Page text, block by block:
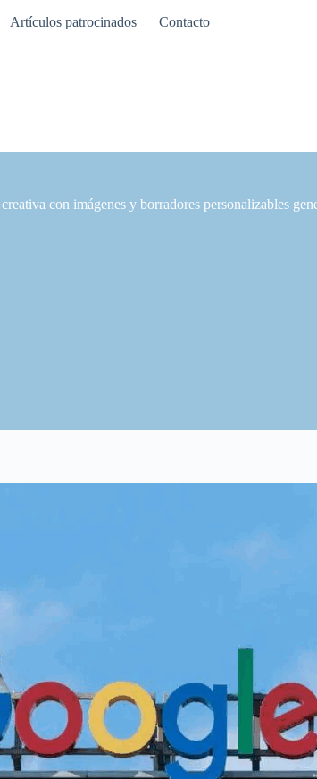
Artículos patrocinados Contacto
con imágenes y borradores personalizables